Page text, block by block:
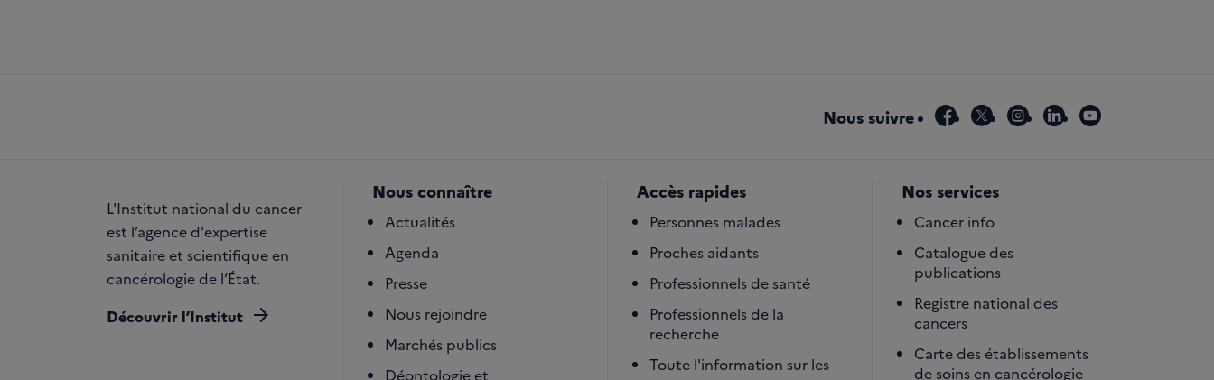
Nous suivre facebook
x instagram
linkedinyoutube
L'Institut national du cancer
est l’agence d'expertise
sanitaire et scientifique en
cancérologie de l’État.
Découvrir l’Institut arrow_forward
Nous connaître
Actualités
Agenda
Presse
Nous rejoindre
Marchés publics
Déontologie et
Accès rapides
Personnes malades
Proches aidants
Professionnels de santé
Professionnels de la
recherche
Toute l'information sur les
Nos services
Cancer info
Catalogue des
publications
Registre national des
cancers
Carte des établissements
de soins en cancérologie